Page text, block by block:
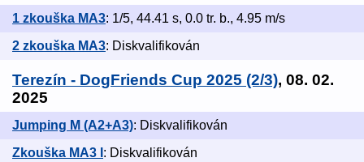
1 zkouška MA3: 1/5, 44.41 s, 0.0 tr. b., 4.95 m/s
2 zkouška MA3: Diskvalifikován
Terezín - DogFriends Cup 2025 (2/3), 08. 02.
2025
Jumping M (A2+A3): Diskvalifikován
Zkouška MA3 I : Diskvalifikován